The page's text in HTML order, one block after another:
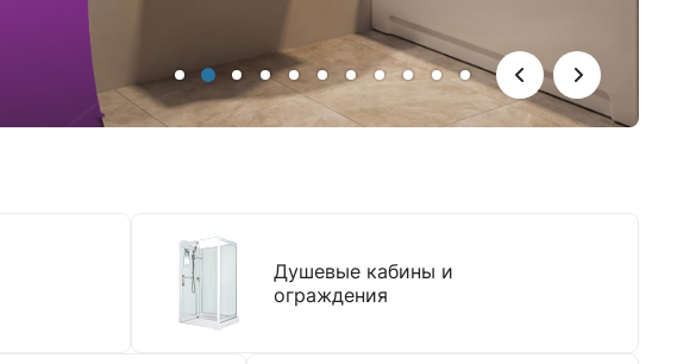
Душевые кабины и
ограждения